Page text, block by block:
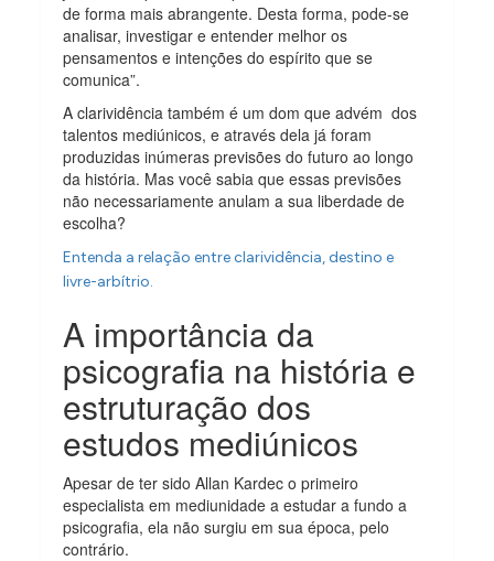
de forma mais abrangente. Desta forma, pode-se
analisar, investigar e entender melhor os
pensamentos e intenções do espírito que se
comunica”.
A clarividência também é um dom que advém dos
talentos mediúnicos, e através dela já foram
produzidas inúmeras previsões do futuro ao longo
da história. Mas você sabia que essas previsões
não necessariamente anulam a sua liberdade de
escolha?
Entenda a relação entre clarividência, destino e
livre-arbítrio.
A importância da
psicografia na história e
estruturação dos
estudos mediúnicos
Apesar de ter sido Allan Kardec o primeiro
especialista em mediunidade a estudar a fundo a
psicografia, ela não surgiu em sua época, pelo
contrário.